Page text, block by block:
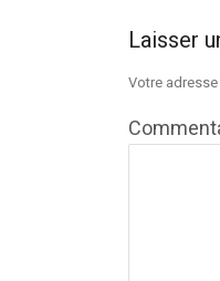
Alternative:
Laisser
Votre